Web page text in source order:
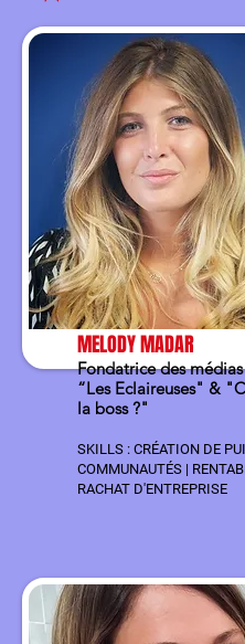
MELODY MADAR
Fondatrice des médias
“Les Eclaireuses" &
la boss ?"
SKILLS : CRÉATION DE
COMMUNAUTÉS |
RACHAT D'ENTREPRISE